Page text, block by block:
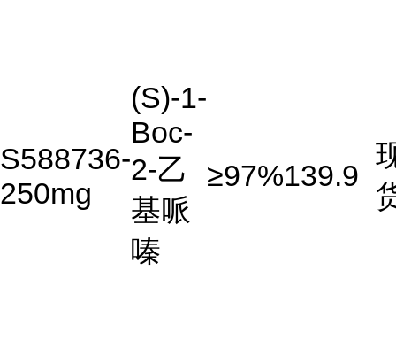
S588736-
250mg
(S)-1-
Boc-
2-乙
基哌
嗪
≥97%139.9